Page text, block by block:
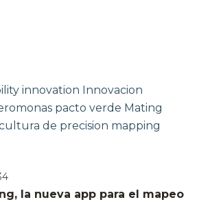
innovation Innovacion
pacto verde Mating
de precision mapping
la nueva app para el mapeo